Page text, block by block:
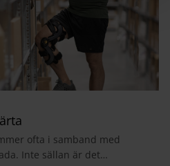
ofta i samband med
Inte sällan är det